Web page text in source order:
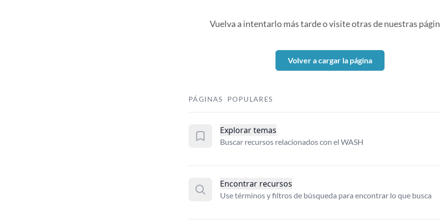
Vuelva a intentarlo más tarde o visite otras de nuestras
Volver a cargar la página
PÁGINAS POPULARES
Explorar temas
Buscar recursos relacionados con el WASH
Encontrar recursos
Use términos y filtros de búsqueda para encontrar lo que busca